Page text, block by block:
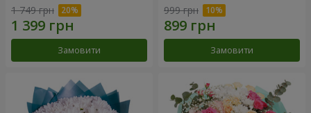
1 749 грн
Замовити
999 грн
Замовити